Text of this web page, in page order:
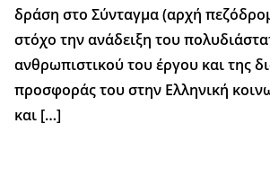
δράση στο Σύνταγμα (αρχή
στόχο την ανάδειξη του
ανθρωπιστικού του έργου και της
προσφοράς του στην Ελληνική
και […]